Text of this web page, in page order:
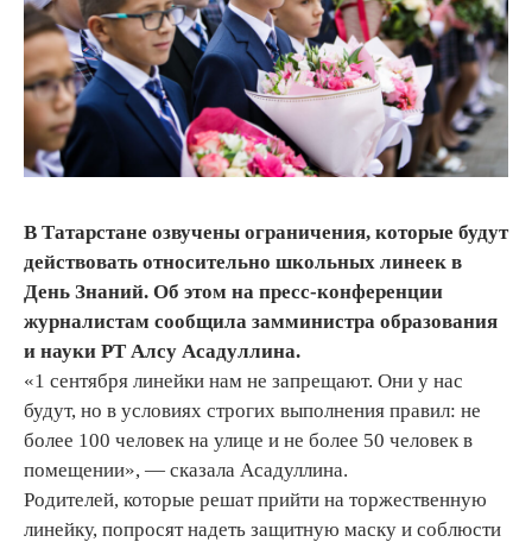
В Татарстане озвучены ограничения, которые будут
действовать относительно школьных линеек в
День Знаний. Об этом на пресс-конференции
журналистам сообщила замминистра образования
и науки РТ Алсу Асадуллина.
«1 сентября линейки нам не запрещают. Они у нас
будут, но в условиях строгих выполнения правил: не
более 100 человек на улице и не более 50 человек в
помещении», — сказала Асадуллина.
Родителей, которые решат прийти на торжественную
линейку, попросят надеть защитную маску и соблюсти